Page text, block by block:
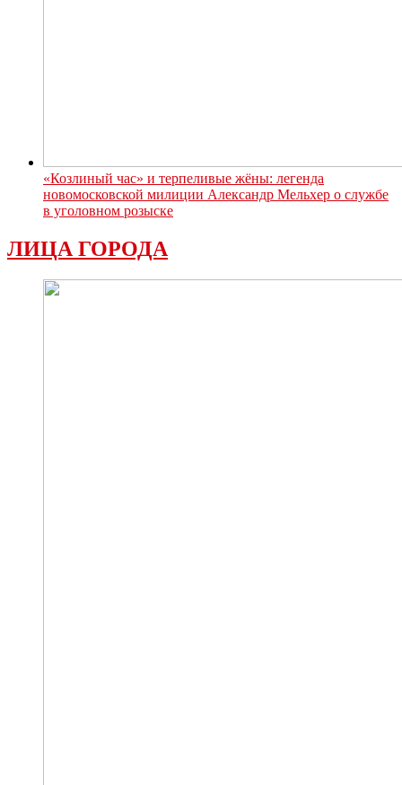
«Козлиный час» и терпеливые жёны: легенда
новомосковской милиции Александр Мельхер о службе
в уголовном розыске
ЛИЦА ГОРОДА